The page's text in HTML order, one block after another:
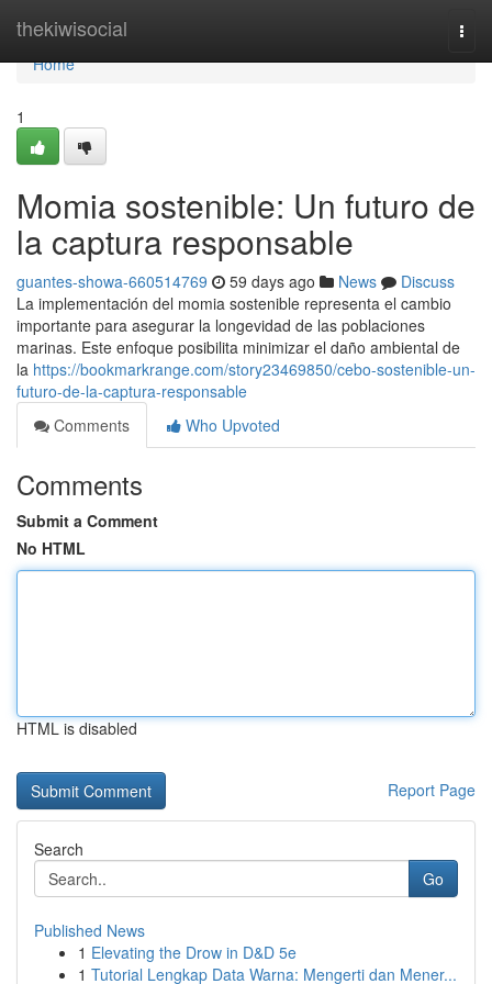
thekiwisocial
Home
Home
1
Momia sostenible: Un futuro de
la captura responsable
guantes-showa-660514769 59 days ago News
Discuss
La implementación del momia sostenible representa el cambio
importante para asegurar la longevidad de las poblaciones
marinas. Este enfoque posibilita minimizar el daño ambiental de
la https://bookmarkrange.com/story23469850/cebo-sostenible-un-
futuro-de-la-captura-responsable
Comments
Who Upvoted
Comments
Submit a Comment
No HTML
HTML is disabled
Report Page
Search
Go
Published News
1 Elevating the Drow in D&D 5e
1 Tutorial Lengkap Data Warna: Mengerti dan Mener...